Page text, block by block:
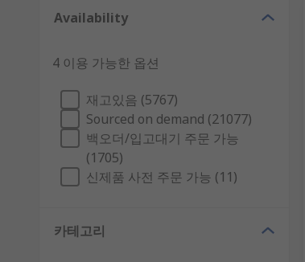
Availability
4 이용 가능한 옵션
재고있음 (5767)
Sourced on demand (21077)
백오더/입고대기 주문 가능
(1705)
신제품 사전 주문 가능 (11)
카테고리